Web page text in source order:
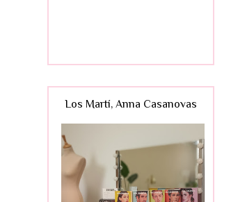
Los Martí, Anna Casanovas